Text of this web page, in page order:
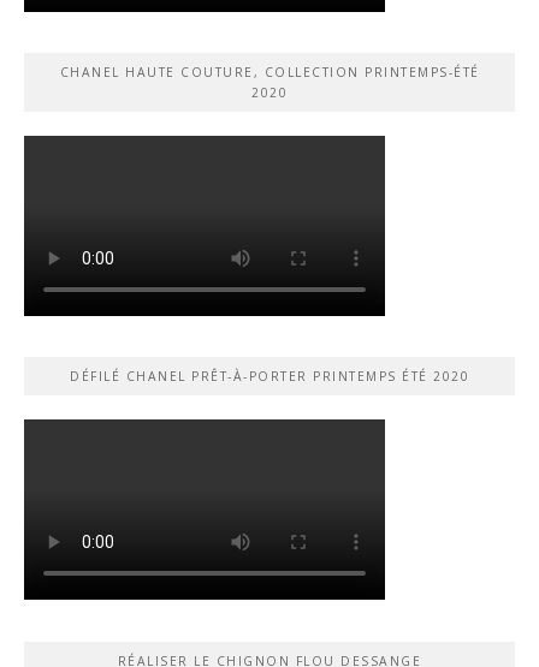
CHANEL HAUTE COUTURE, COLLECTION PRINTEMPS-ÉTÉ
2020
DÉFILÉ CHANEL PRÊT-À-PORTER PRINTEMPS ÉTÉ 2020
RÉALISER LE CHIGNON FLOU DESSANGE